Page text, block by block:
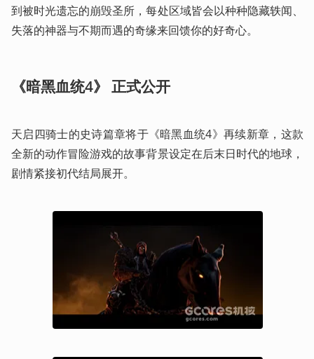
到被时光遗忘的崩毁圣所，每处区域皆会以种种隐藏轶闻、
失落的神器与不期而遇的奇缘来回馈你的好奇心。
《暗黑血统4》 正式公开
天启四骑士的史诗篇章将于《暗黑血统4》再续新章，这款
全新的动作冒险游戏的故事背景设定在后末日时代的地球，
剧情紧接初代结局展开。